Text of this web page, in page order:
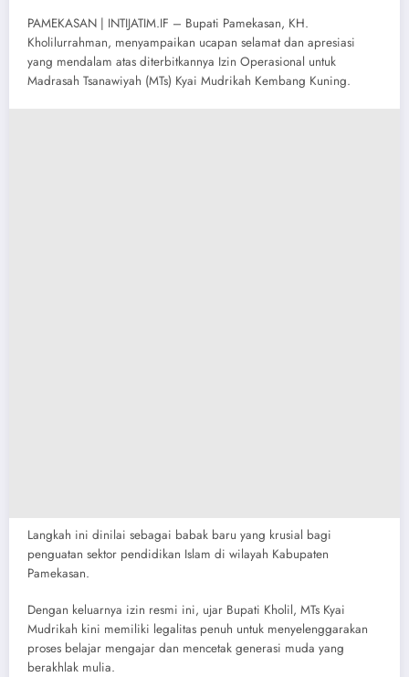
PAMEKASAN | INTIJATIM.IF – Bupati Pamekasan, KH.
Kholilurrahman, menyampaikan ucapan selamat dan apresiasi
yang mendalam atas diterbitkannya Izin Operasional untuk
Madrasah Tsanawiyah (MTs) Kyai Mudrikah Kembang Kuning.
Langkah ini dinilai sebagai babak baru yang krusial bagi
penguatan sektor pendidikan Islam di wilayah Kabupaten
Pamekasan.
Dengan keluarnya izin resmi ini, ujar Bupati Kholil, MTs Kyai
Mudrikah kini memiliki legalitas penuh untuk menyelenggarakan
proses belajar mengajar dan mencetak generasi muda yang
berakhlak mulia.